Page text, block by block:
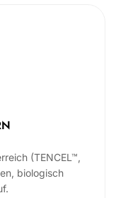
(TENCEL™,
biologisch